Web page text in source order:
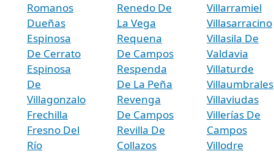
Romanos
Dueñas
Espinosa
De Cerrato
Espinosa
De
Villagonzalo
Frechilla
Fresno Del
Río
Renedo De
La Vega
Requena
De Campos
Respenda
De La Peña
Revenga
De Campos
Revilla De
Collazos
Villarramiel
Villasarracino
Villasila De
Valdavia
Villaturde
Villaumbrales
Villaviudas
Villerías De
Campos
Villodre